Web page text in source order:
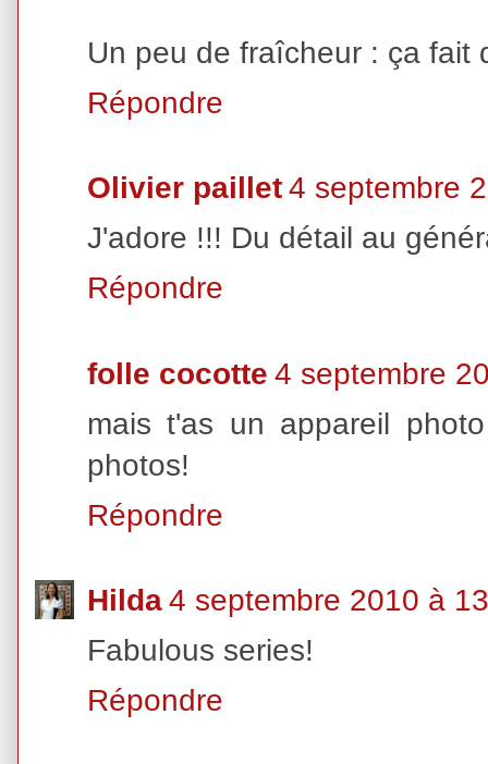
Un peu de fraîcheur : ça fait
Répondre
Olivier paillet4 septembre
J'adore !!! Du détail au
Répondre
folle cocotte 4 septembre
mais t'as un appareil
photos!
Répondre
Hilda4 septembre 2010 à
Fabulous series!
Répondre